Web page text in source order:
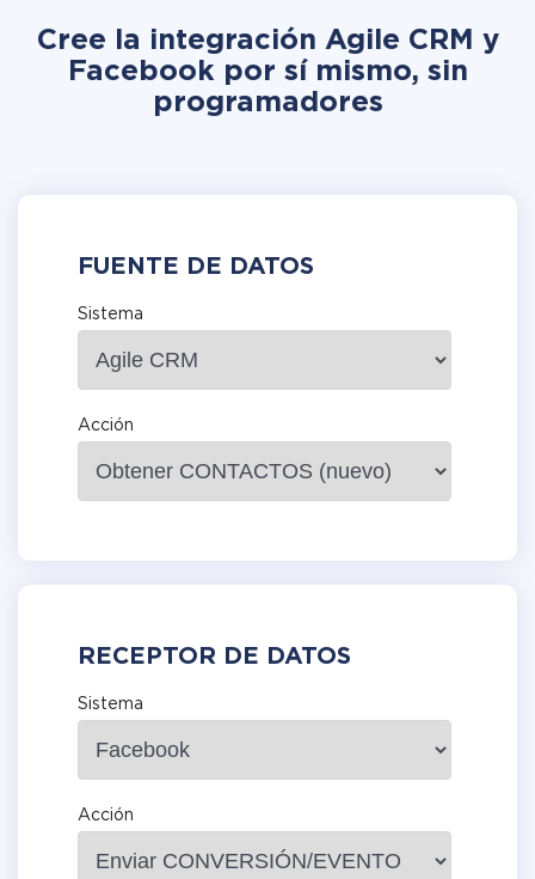
Cree la integración Agile CRM y
Facebook por sí mismo, sin
programadores
FUENTE DE DATOS
Sistema
Acción
RECEPTOR DE DATOS
Sistema
Acción